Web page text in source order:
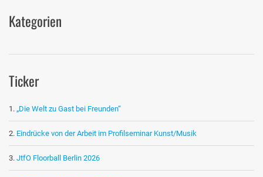
Kategorien
Ticker
„Die Welt zu Gast bei Freunden“
Eindrücke von der Arbeit im Profilseminar Kunst/Musik
JtfO Floorball Berlin 2026